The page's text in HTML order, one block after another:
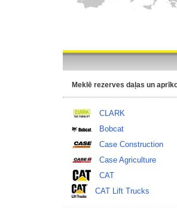
Meklē rezerves daļas un
CLARK
Bobcat
Case Construction
Case Agriculture
CAT
CAT Lift Trucks